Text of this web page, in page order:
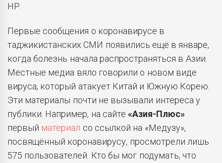
НР.
Первые сообщения о коронавирусе в
таджикистанских СМИ появились ещё в январе,
когда болезнь начала распространяться в Азии.
Местные медиа вяло говорили о новом виде
вируса, который атакует Китай и Южную Корею.
Эти материалы почти не вызывали интереса у
публики. Например, на сайте«Азия-Плюс»
первый материал со ссылкой на «Медузу»,
посвящённый коронавирусу, просмотрели лишь
575 пользователей. Кто бы мог подумать, что